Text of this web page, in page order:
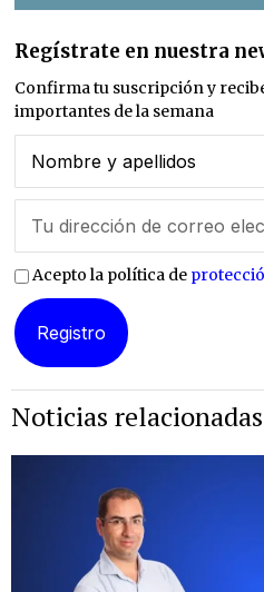
Regístrate en nuestra
Confirma tu suscripción y
importantes de la semana
Acepto la política de
Noticias relacionadas